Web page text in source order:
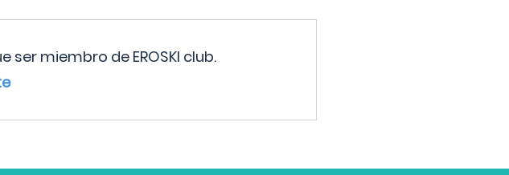
miembro de EROSKI club.